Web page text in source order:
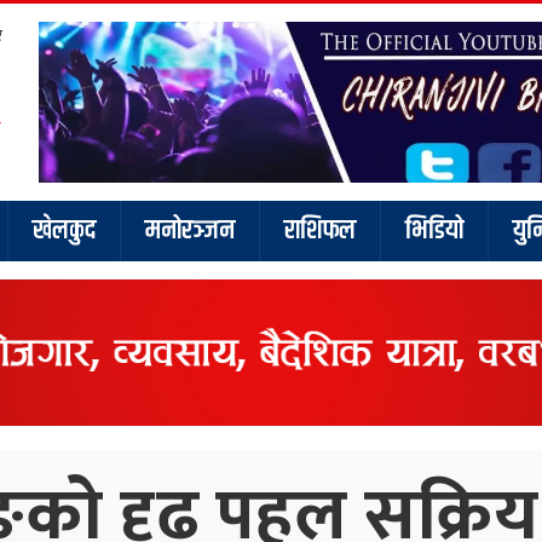
खेलकुद मनोरञ्जन राशिफल भिडियो
दृढ पहल